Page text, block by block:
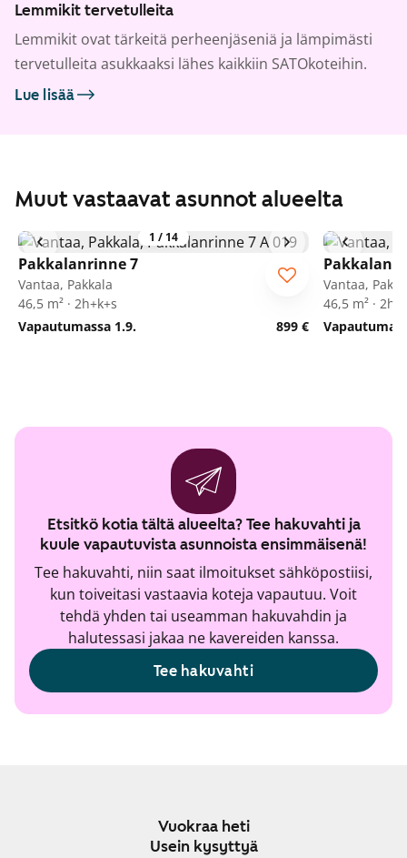
Lemmikit tervetulleita
Lemmikit ovat tärkeitä perheenjäseniä ja lämpimästi
tervetulleita asukkaaksi lähes kaikkiin SATOkoteihin.
Lue lisää
Muut vastaavat asunnot alueelta
1 / 14
Pakkalanrinne 7
Vantaa, Pakkala
46,5 m² · 2h+k+s
Vapautumassa 1.9.
899 €
Vantaa,
46,5 m² ·
Etsitkö kotia tältä alueelta? Tee hakuvahti ja
kuule vapautuvista asunnoista ensimmäisenä!
Tee hakuvahti, niin saat ilmoitukset sähköpostiisi,
kun toiveitasi vastaavia koteja vapautuu. Voit
tehdä yhden tai useamman hakuvahdin ja
halutessasi jakaa ne kavereiden kanssa.
Tee hakuvahti
Vuokraa heti
Usein kysyttyä